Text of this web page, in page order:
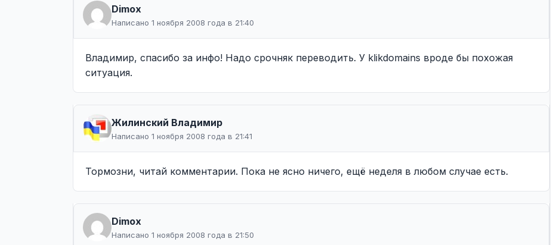
Dimox
Написано 1 ноября 2008 года в 21:40
Владимир, спасибо за инфо! Надо срочняк переводить. У klikdomains вроде бы похожая
ситуация.
Жилинcкий Владимир
Написано 1 ноября 2008 года в 21:41
Тормозни, читай комментарии. Пока не ясно ничего, ещё неделя в любом случае есть.
Dimox
Написано 1 ноября 2008 года в 21:50